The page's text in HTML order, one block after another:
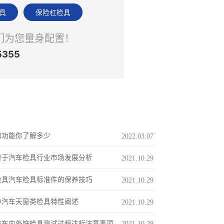
我们
US